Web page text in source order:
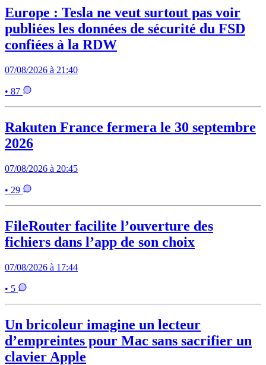
Europe : Tesla ne veut surtout pas voir
publiées les données de sécurité du FSD
confiées à la RDW
07/08/2026 à 21:40
• 87
Rakuten France fermera le 30 septembre
2026
07/08/2026 à 20:45
• 29
FileRouter facilite l’ouverture des
fichiers dans l’app de son choix
07/08/2026 à 17:44
• 5
Un bricoleur imagine un lecteur
d’empreintes pour Mac sans sacrifier un
clavier Apple